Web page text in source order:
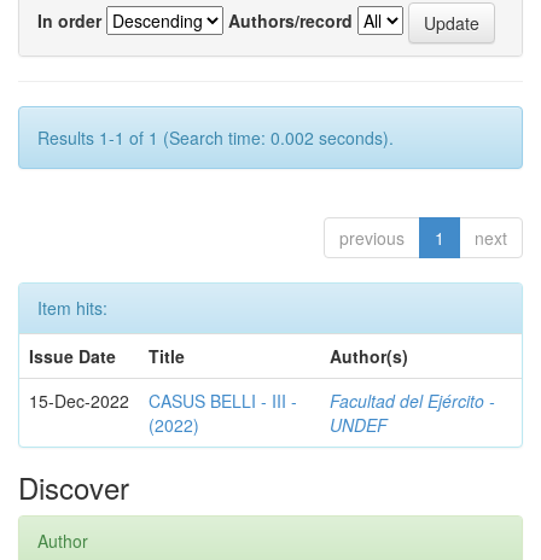
In order
Authors/record
Results 1-1 of 1 (Search time: 0.002 seconds).
previous 1 next
Item hits:
Issue Date
Title
Author(s)
15-Dec-2022
CASUS BELLI - III -
(2022)
Facultad del Ejército -
UNDEF
Discover
Author